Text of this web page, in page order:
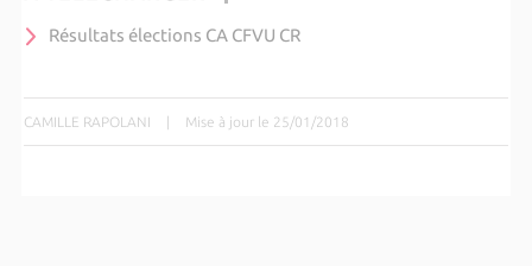
Résultats élections CA CFVU CR
CAMILLE RAPOLANI | Mise à jour le 25/01/2018